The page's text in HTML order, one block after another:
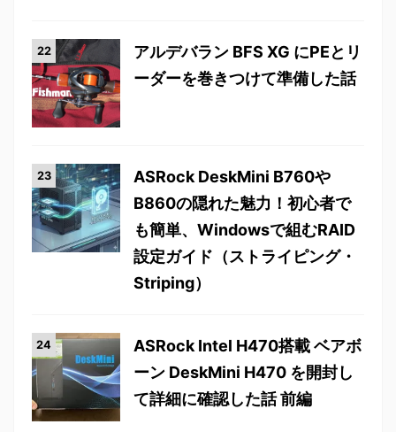
アルデバラン BFS XG にPEとリ
ーダーを巻きつけて準備した話
ASRock DeskMini B760や
B860の隠れた魅力！初心者で
も簡単、Windowsで組むRAID
設定ガイド（ストライピング・
Striping）
ASRock Intel H470搭載 ベアボ
ーン DeskMini H470 を開封し
て詳細に確認した話 前編